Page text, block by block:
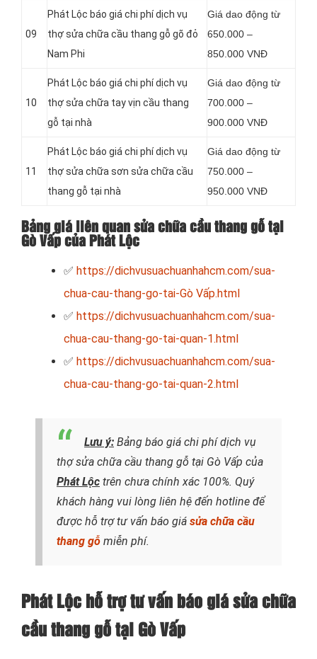
09
Phát Lộc báo giá chi phí dịch vụ
thợ sửa chữa cầu thang gỗ gõ đỏ
Nam Phi
Giá dao động từ
650.000 –
850.000 VNĐ
10
Phát Lộc báo giá chi phí dịch vụ
thợ sửa chữa tay vịn cầu thang
gỗ tại nhà
Giá dao động từ
700.000 –
900.000 VNĐ
11
Phát Lộc báo giá chi phí dịch vụ
thợ sửa chữa sơn sửa chữa cầu
thang gỗ tại nhà
Giá dao động từ
750.000 –
950.000 VNĐ
Bảng giá liên quan sửa chữa cầu thang gỗ tại
Gò Vấp của Phát Lộc
✅ https://dichvusuachuanhahcm.com/sua-
chua-cau-thang-go-tai-Gò Vấp.html
✅ https://dichvusuachuanhahcm.com/sua-
chua-cau-thang-go-tai-quan-1.html
✅ https://dichvusuachuanhahcm.com/sua-
chua-cau-thang-go-tai-quan-2.html
Lưu ý: Bảng báo giá chi phí dịch vụ
thợ sửa chữa cầu thang gỗ tại Gò Vấp của
Phát Lộc trên chưa chính xác 100%. Quý
khách hàng vui lòng liên hệ đến hotline để
được hỗ trợ tư vấn báo giá sửa chữa cầu
thang gỗ miễn phí.
Phát Lộc hỗ trợ tư vấn báo giá sửa chữa
cầu thang gỗ tại Gò Vấp